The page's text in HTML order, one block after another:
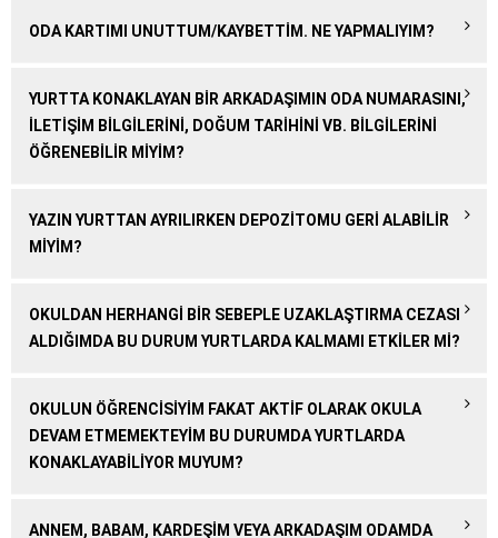
ODA KARTIMI UNUTTUM/KAYBETTIM. NE YAPMALIYIM?
YURTTA KONAKLAYAN BIR ARKADAŞIMIN ODA NUMARASINI,
ILETIŞIM BILGILERINI, DOĞUM TARIHINI VB. BILGILERINI
ÖĞRENEBILIR MIYIM?
YAZIN YURTTAN AYRILIRKEN DEPOZITOMU GERI ALABILIR
MIYIM?
OKULDAN HERHANGI BIR SEBEPLE UZAKLAŞTIRMA CEZASI
ALDIĞIMDA BU DURUM YURTLARDA KALMAMI ETKILER MI?
OKULUN ÖĞRENCISIYIM FAKAT AKTIF OLARAK OKULA
DEVAM ETMEMEKTEYIM BU DURUMDA YURTLARDA
KONAKLAYABILIYOR MUYUM?
ANNEM, BABAM, KARDEŞIM VEYA ARKADAŞIM ODAMDA